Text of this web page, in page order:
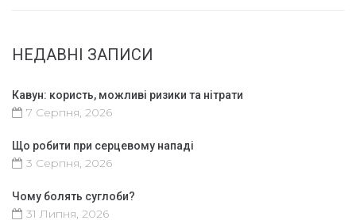
НЕДАВНІ ЗАПИСИ
Кавун: користь, можливі ризики та нітрати
7 Серпня, 2026
Що робити при серцевому нападі
3 Серпня, 2026
Чому болять суглоби?
31 Липня, 2026